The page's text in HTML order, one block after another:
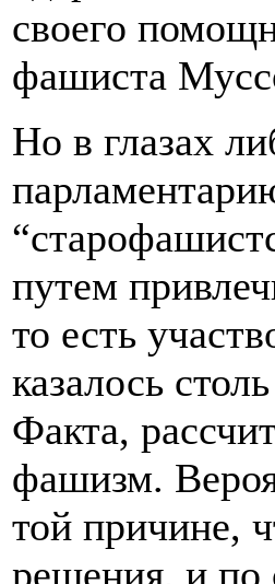
своего
фашиста
Но в глазах
путем
то есть
казалось
Факта,
фашизм.
той причине,
решения, и по